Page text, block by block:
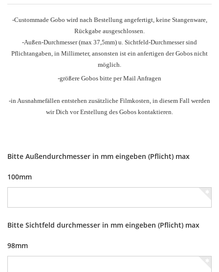
-Custommade Gobo wird nach Bestellung angefertigt, keine Stangenware,
Rückgabe ausgeschlossen.
-Außen-Durchmesser(max 37,5mm) u. Sichtfeld-Durchmesser sind
Pflichtangaben, in Millimeter, ansonsten ist ein anfertigen der Gobos nicht
möglich.
-größere Gobos bitte per Mail Anfragen
-in Ausnahmefällen entstehen zusätzliche Filmkosten, in diesem Fall werden
wir Dich vor Erstellung des Gobos kontaktieren.
Bitte Außendurchmesser in mm eingeben (Pflicht) max
100mm
Bitte Sichtfeld durchmesser in mm eingeben (Pflicht) max
98mm